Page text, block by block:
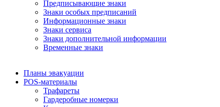
Предписывающие знаки
Знаки особых предписаний
Информационные знаки
Знаки сервиса
Знаки дополнительной информации
Временные знаки
Планы эвакуации
POS-материалы
Трафареты
Гардеробные номерки